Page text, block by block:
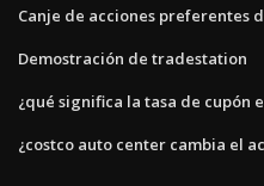
Canje de acciones preferentes
Demostración de tradestation
¿qué significa la tasa de cupón
¿costco auto center cambia el